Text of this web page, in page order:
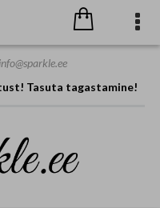
Tasuta tagastamine!